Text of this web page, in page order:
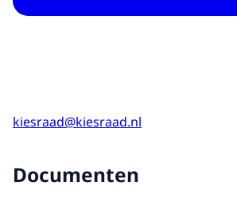
kiesraad@kiesraad.nl
Documenten